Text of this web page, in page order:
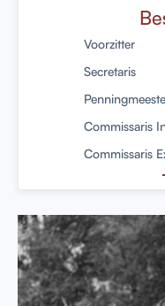
Voorzitter
Secretaris
Commissaris
Commissaris